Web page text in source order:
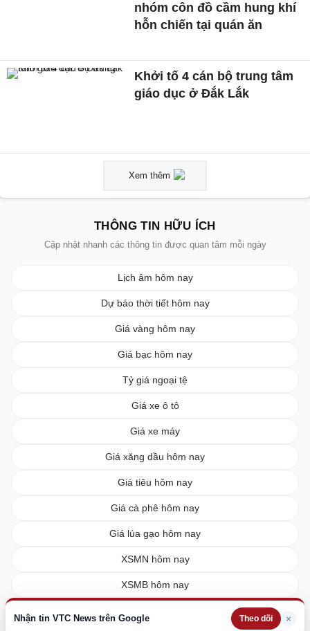
Nhận tin VTC News trên Google Theo dõi ×
nhóm côn đồ cầm hung khí
hỗn chiến tại quán ăn
Khởi tố 4 cán bộ trung tâm
giáo dục ở Đắk Lắk
Xem thêm
THÔNG TIN HỮU ÍCH
Cập nhật nhanh các thông tin được quan tâm mỗi ngày
Lịch âm hôm nay
Dự báo thời tiết hôm nay
Giá vàng hôm nay
Giá bạc hôm nay
Tỷ giá ngoại tệ
Giá xe ô tô
Giá xe máy
Giá xăng dầu hôm nay
Giá tiêu hôm nay
Giá cà phê hôm nay
Giá lúa gạo hôm nay
XSMN hôm nay
XSMB hôm nay